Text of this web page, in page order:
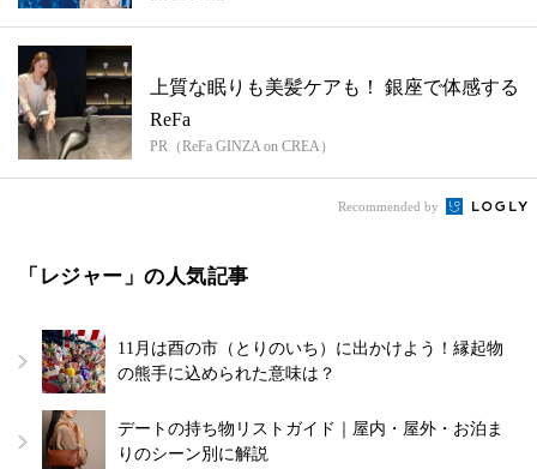
上質な眠りも美髪ケアも！ 銀座で体感する
ReFa
PR（ReFa GINZA on CREA）
Recommended by
「レジャー」の人気記事
11月は酉の市（とりのいち）に出かけよう！縁起物
の熊手に込められた意味は？
デートの持ち物リストガイド｜屋内・屋外・お泊ま
りのシーン別に解説